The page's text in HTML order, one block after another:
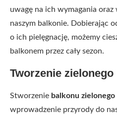
uwagę na ich wymagania oraz
naszym balkonie. Dobierając
o ich pielęgnację, możemy
balkonem przez cały sezon.
Tworzenie zielonego
Stworzenie balkonu zielonego
wprowadzenie przyrody do